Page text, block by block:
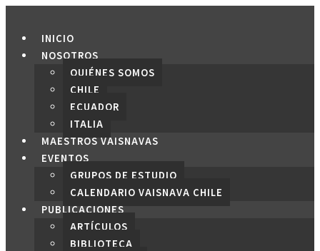
contenidoINICIO
NOSOTROS
QUIÉNES SOMOS
CHILE
ECUADOR
ITALIA
MAESTROS VAISNAVAS
EVENTOS
GRUPOS DE ESTUDIO
CALENDARIO VAISNAVA CHILE
PUBLICACIONES
ARTÍCULOS
BIBLIOTECA